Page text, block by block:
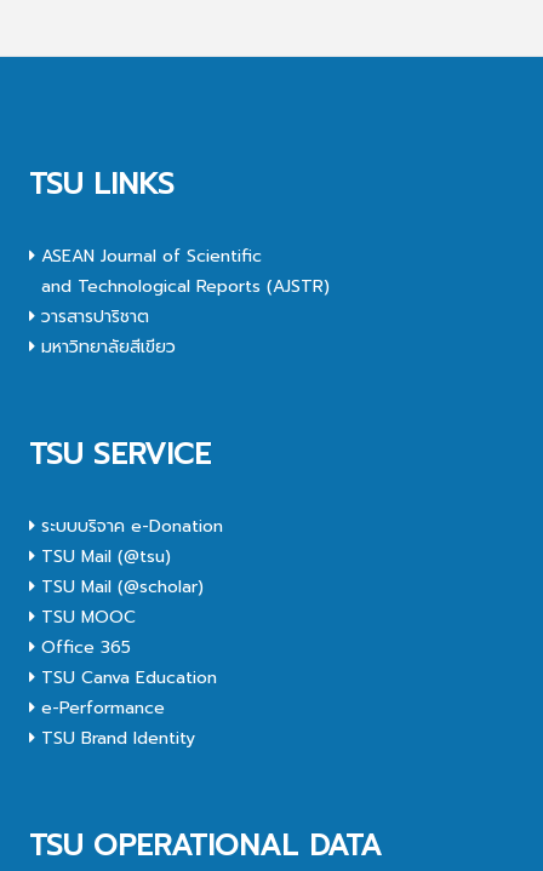
TSU LINKS
ASEAN Journal of Scientific
and Technological Reports (AJSTR)
วารสารปาริชาต
มหาวิทยาลัยสีเขียว
TSU SERVICE
ระบบบริจาค e-Donation
TSU Mail (@tsu)
TSU Mail (@scholar)
TSU MOOC
Office 365
TSU Canva Education
e-Performance
TSU Brand Identity
TSU OPERATIONAL DATA